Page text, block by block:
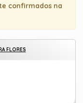
confirmados na
FLORES